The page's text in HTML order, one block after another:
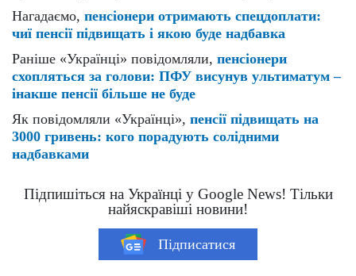
Нагадаємо, пенсіонери отримають спецдоплати:
чиї пенсії підвищать і якою буде надбавка
Раніше «Українці» повідомляли, пенсіонери
схопляться за голови: ПФУ висунув ультиматум –
інакше пенсії більше не буде
Як повідомляли «Українці», пенсії підвищать на
3000 гривень: кого порадують солідними
надбавками
Підпишіться на Українці у Google News! Тільки
найяскравіші новини!
Підписатися